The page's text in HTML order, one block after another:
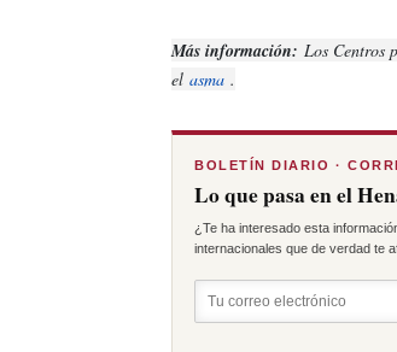
Más información: Los Centros
el asma .
BOLETÍN DIARIO ·
Lo que pasa en el
¿Te ha interesado esta
internacionales que de verdad te